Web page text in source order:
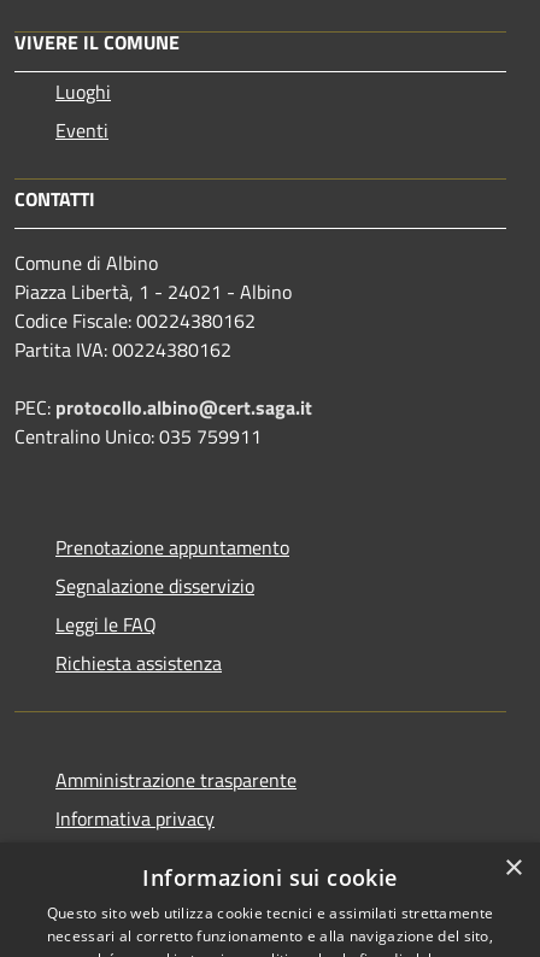
VIVERE IL COMUNE
Luoghi
Eventi
CONTATTI
Comune di Albino
Piazza Libertà, 1 - 24021 - Albino
Codice Fiscale: 00224380162
Partita IVA: 00224380162
PEC: protocollo.albino@cert.saga.it
Centralino Unico: 035 759911
Prenotazione appuntamento
Segnalazione disservizio
Leggi le FAQ
Richiesta assistenza
Amministrazione trasparente
Informativa privacy
Dichiarazione di accessibilità
×
Informazioni sui cookie
Questo sito web utilizza cookie tecnici e assimilati strettamente
necessari al corretto funzionamento e alla navigazione del sito,